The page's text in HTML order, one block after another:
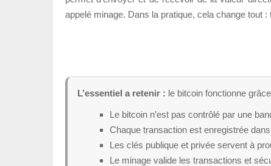
appelé minage. Dans la pratique, cela change tout
L’essentiel a retenir : le bitcoin fonctionne
Le bitcoin n’est pas contrôlé par une
Chaque transaction est enregistrée
Les clés publique et privée servent à
Le minage valide les transactions et